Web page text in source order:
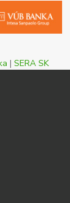
| SERA SK